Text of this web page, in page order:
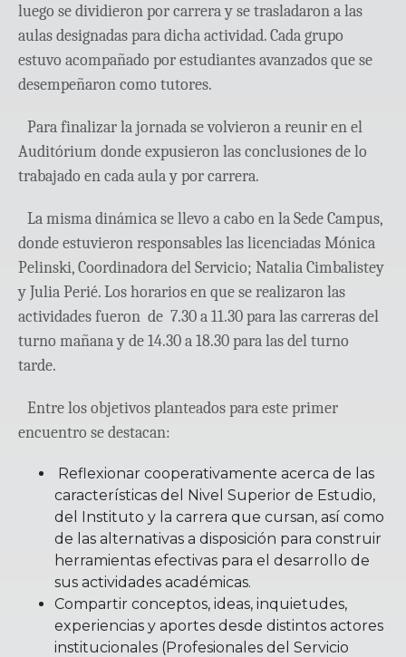
luego se dividieron por carrera y se trasladaron a las
aulas designadas para dicha actividad. Cada grupo
estuvo acompañado por estudiantes avanzados que se
desempeñaron como tutores.
Para finalizar la jornada se volvieron a reunir en el
Auditórium donde expusieron las conclusiones de lo
trabajado en cada aula y por carrera.
La misma dinámica se llevo a cabo en la Sede Campus,
donde estuvieron responsables las licenciadas Mónica
Pelinski, Coordinadora del Servicio; Natalia Cimbalistey
y Julia Perié. Los horarios en que se realizaron las
actividades fueron de 7.30 a 11.30 para las carreras del
turno mañana y de 14.30 a 18.30 para las del turno
tarde.
Entre los objetivos planteados para este primer
encuentro se destacan:
Reflexionar cooperativamente acerca de las
características del Nivel Superior de Estudio,
del Instituto y la carrera que cursan, así como
de las alternativas a disposición para construir
herramientas efectivas para el desarrollo de
sus actividades académicas.
Compartir conceptos, ideas, inquietudes,
experiencias y aportes desde distintos actores
institucionales (Profesionales del Servicio